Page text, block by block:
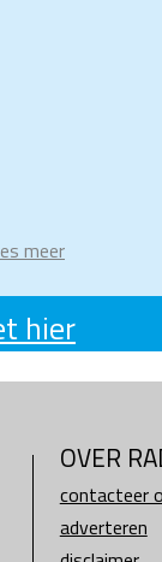
meer
hier
OVER
contacteer
adverteren